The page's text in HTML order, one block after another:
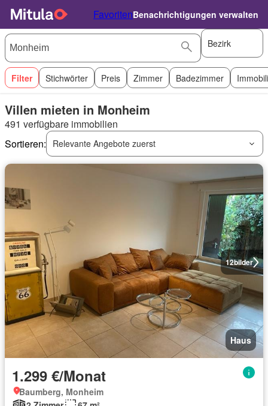
FavoritenBenachrichtigungen verwalten
Bezirk
Filter Stichwörter Preis Zimmer Badezimmer
Villen mieten in Monheim
491 verfügbare immobilien
Sortieren:
Relevante Angebote zuerst
12bilder
Haus
1.299 €/Monat
Baumberg, Monheim